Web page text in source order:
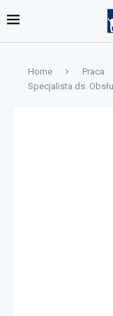
Home Praca
Specjalista ds.